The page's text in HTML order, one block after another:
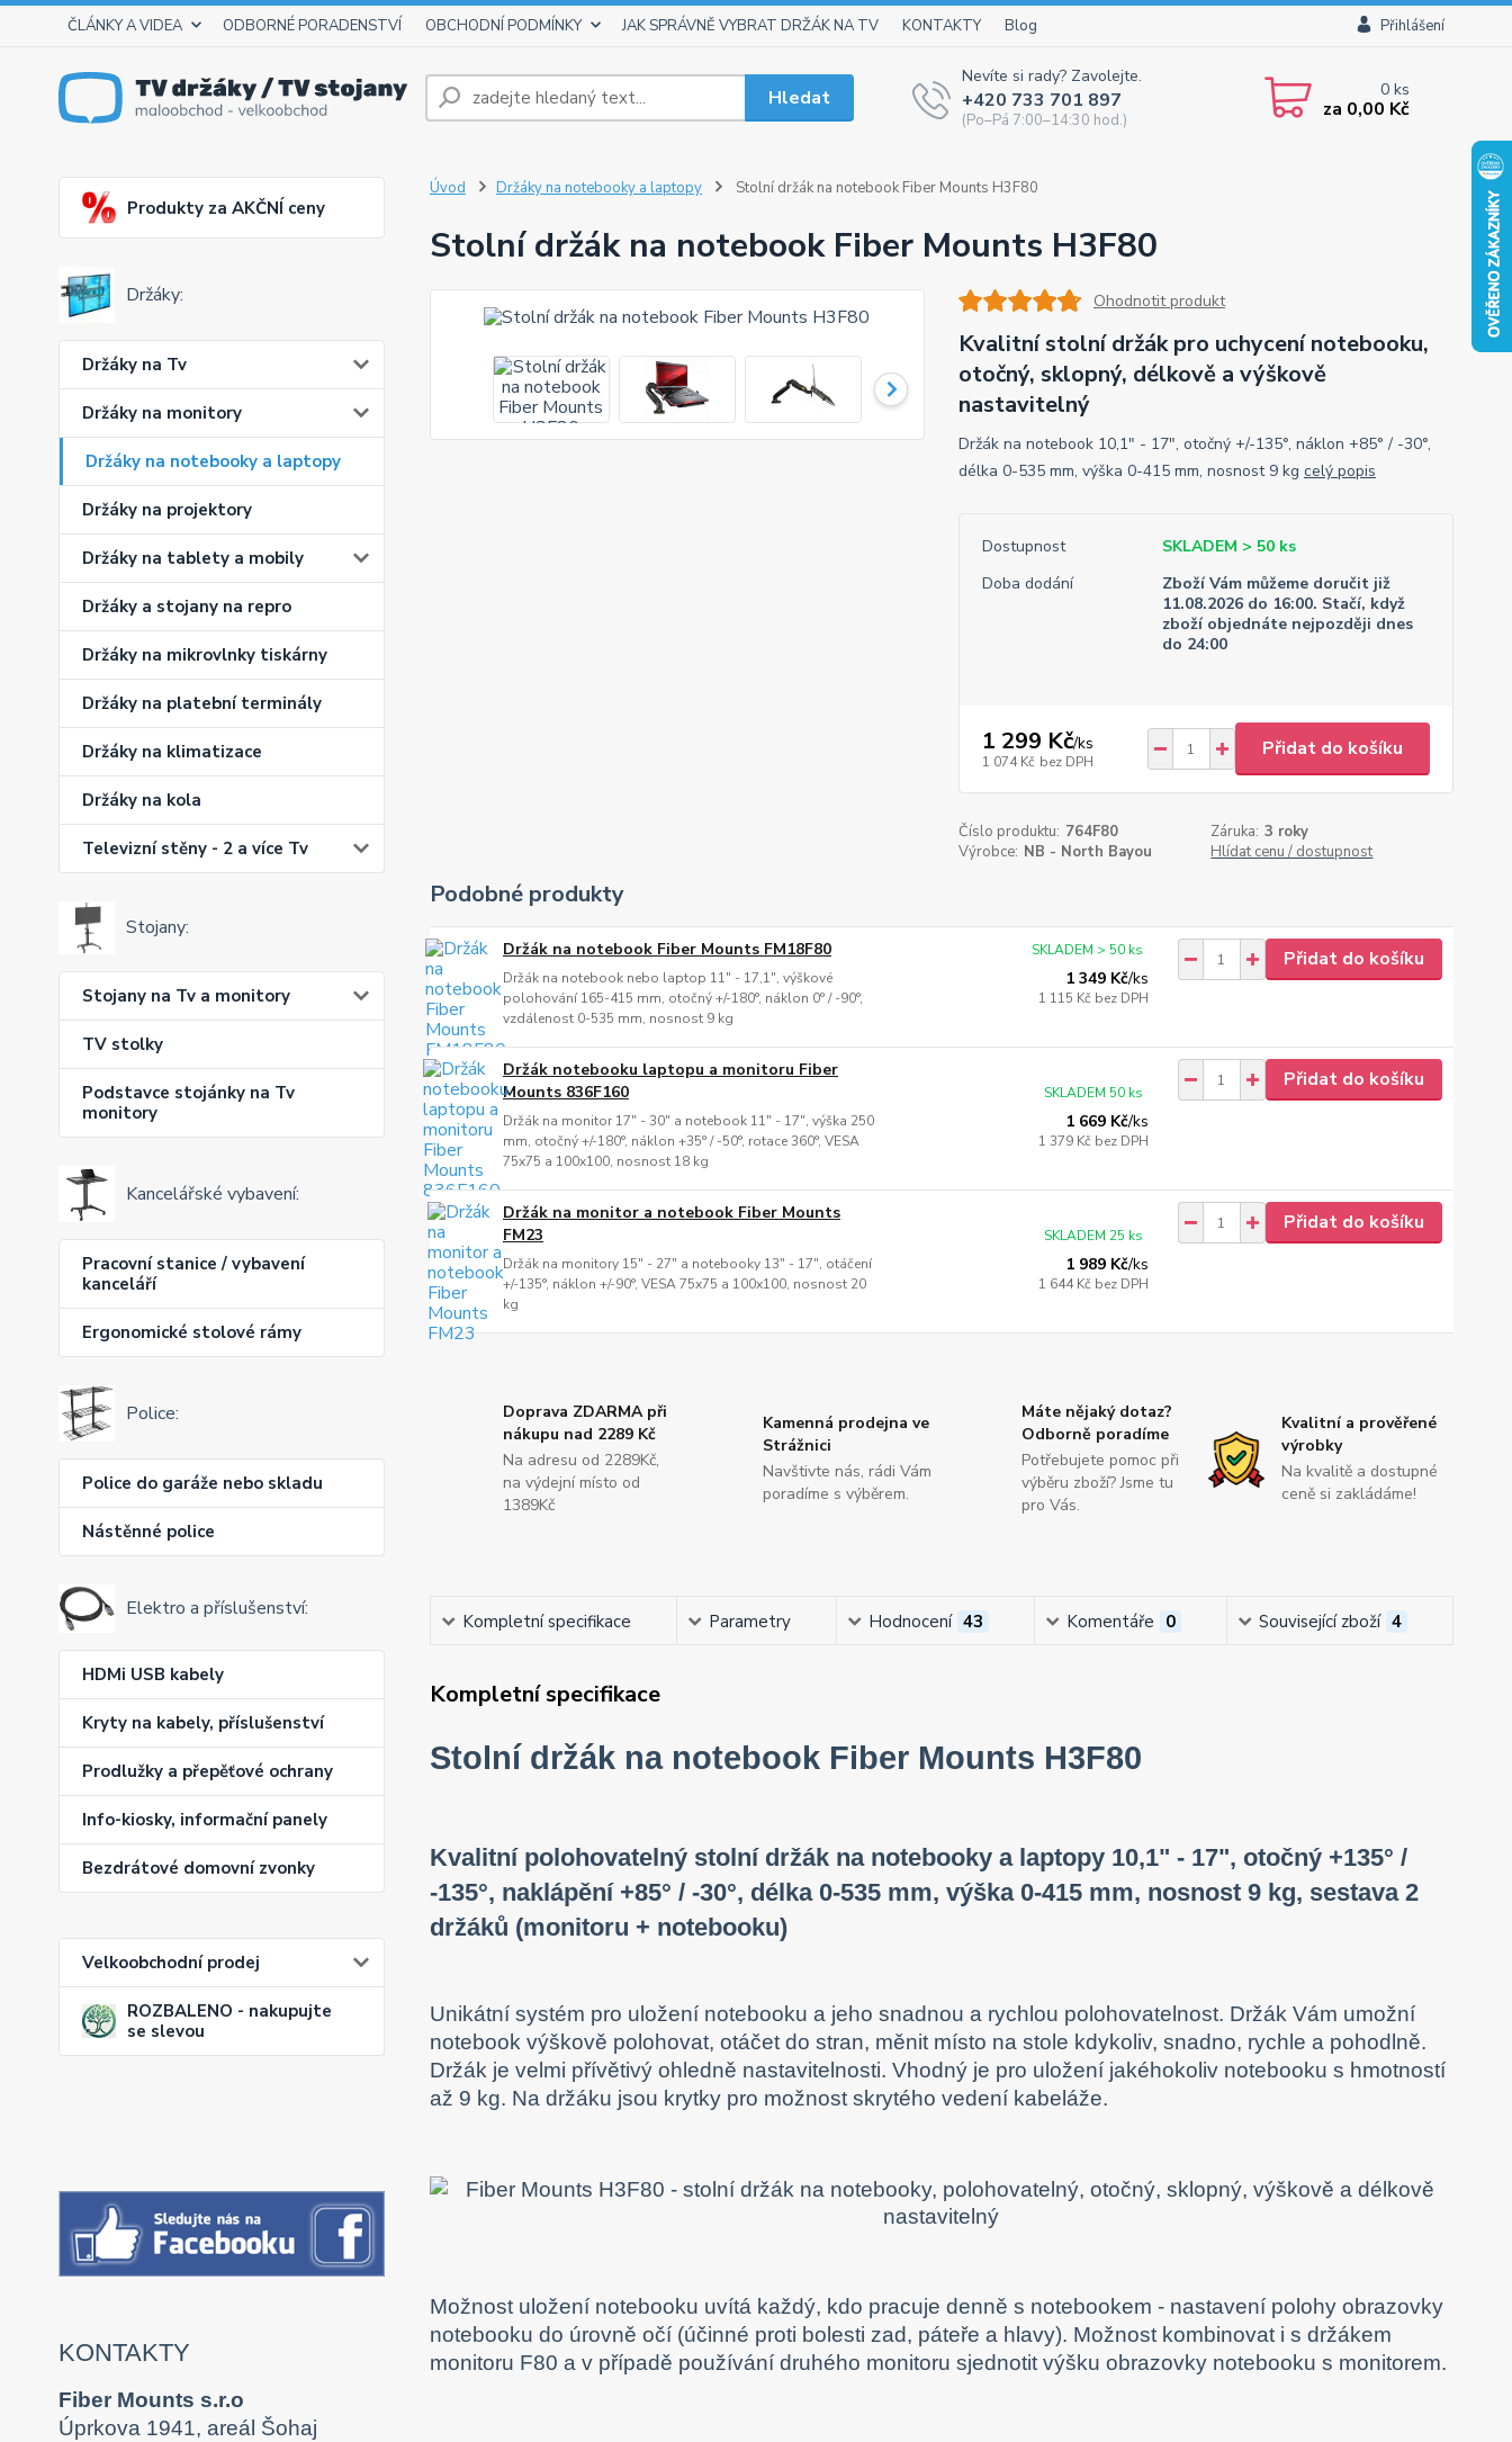
ČLÁNKY A VIDEA ODBORNÉ PORADENSTVÍ OBCHODNÍ PODMÍNKY JAK SPRÁVNĚ VYBRAT DRŽÁK NA TV KONTAKTY Blog Přihlášení
Hledat
Nevíte si rady? Zavolejte.
+420 733 701 897
(Po–Pá 7:00–14:30 hod.)
0ks
za 0,00 Kč
Produkty za AKČNÍ ceny
Držáky:
Držáky na Tv
Držáky na monitory
Držáky na notebooky a laptopy
Držáky na projektory
Držáky na tablety a mobily
Držáky a stojany na repro
Držáky na mikrovlnky tiskárny
Držáky na platební terminály
Držáky na klimatizace
Držáky na kola
Televizní stěny - 2 a více Tv
Stojany:
Stojany na Tv a monitory
TV stolky
Podstavce stojánky na Tv
monitory
Kancelářské vybavení:
Pracovní stanice / vybavení
kanceláří
Ergonomické stolové rámy
Police:
Police do garáže nebo skladu
Nástěnné police
Elektro a příslušenství:
HDMi USB kabely
Kryty na kabely, příslušenství
Prodlužky a přepěťové ochrany
Info-kiosky, informační panely
Bezdrátové domovní zvonky
Velkoobchodní prodej
ROZBALENO - nakupujte
se slevou
KONTAKTY
Fiber Mounts s.r.o
Úprkova 1941, areál Šohaj
Úvod Držáky na notebooky a laptopy Stolní držák na notebook Fiber Mounts H3F80
Stolní držák na notebook Fiber Mounts H3F80
Ohodnotit produkt
Kvalitní stolní držák pro uchycení notebooku,
otočný, sklopný, délkově a výškově
nastavitelný
Držák na notebook 10,1" - 17", otočný +/-135°, náklon +85° / -30°,
délka 0-535 mm, výška 0-415 mm, nosnost 9 kg celý popis
Dostupnost
SKLADEM > 50 ks
Doba dodání
Zboží Vám můžeme doručit již
11.08.2026 do 16:00. Stačí, když
zboží objednáte nejpozději dnes
do 24:00
1 299 Kč/ks
1 074 Kč bez DPH
Přidat do košíku
Číslo produktu: 764F80 Záruka: 3 roky
Výrobce: NB - North Bayou Hlídat cenu / dostupnost
Podobné produkty
Držák na notebook Fiber Mounts FM18F80
Držák na notebook nebo laptop 11" - 17,1", výškové
polohování 165-415 mm, otočný +/-180°, náklon 0° / -90°,
vzdálenost 0-535 mm, nosnost 9 kg
1 349 Kč/ks
1 115 Kč bez DPH
SKLADEM > 50 ks Přidat do košíku
Držák notebooku laptopu a monitoru Fiber
Mounts 836F160
Držák na monitor 17" - 30" a notebook 11" - 17", výška 250
mm, otočný +/-180°, náklon +35° / -50°, rotace 360°, VESA
75x75 a 100x100, nosnost 18 kg
1 669 Kč/ks
1 379 Kč bez DPH
SKLADEM 50 ks
Přidat do košíku
Držák na monitor a notebook Fiber Mounts
FM23
Držák na monitory 15" - 27" a notebooky 13" - 17", otáčení
+/-135°, náklon +/-90°, VESA 75x75 a 100x100, nosnost 20
kg
1 989 Kč/ks
1 644 Kč bez DPH
SKLADEM 25 ks
Přidat do košíku
Doprava ZDARMA při
nákupu nad 2289 Kč
Na adresu od 2289Kč,
na výdejní místo od
1389Kč
Kamenná prodejna ve
Strážnici
Navštivte nás, rádi Vám
poradíme s výběrem.
Máte nějaký dotaz?
Odborně poradíme
Potřebujete pomoc při
výběru zboží? Jsme tu
pro Vás.
Kvalitní a prověřené
výrobky
Na kvalitě a dostupné
ceně si zakládáme!
Kompletní specifikace Parametry Hodnocení 43 Komentáře 0 Související zboží 4
Kompletní specifikace
Stolní držák na notebook Fiber Mounts H3F80
Kvalitní polohovatelný stolní držák na notebooky a laptopy 10,1" - 17", otočný +135° /
-135°, naklápění +85° / -30°, délka 0-535 mm, výška 0-415 mm, nosnost 9 kg, sestava 2
držáků (monitoru + notebooku)
Unikátní systém pro uložení notebooku a jeho snadnou a rychlou polohovatelnost. Držák Vám umožní
notebook výškově polohovat, otáčet do stran, měnit místo na stole kdykoliv, snadno, rychle a pohodlně.
Držák je velmi přívětivý ohledně nastavitelnosti. Vhodný je pro uložení jakéhokoliv notebooku s hmotností
až 9 kg. Na držáku jsou krytky pro možnost skrytého vedení kabeláže.
Možnost uložení notebooku uvítá každý, kdo pracuje denně s notebookem - nastavení polohy obrazovky
notebooku do úrovně očí (účinné proti bolesti zad, páteře a hlavy). Možnost kombinovat i s držákem
monitoru F80 a v případě používání druhého monitoru sjednotit výšku obrazovky notebooku s monitorem.